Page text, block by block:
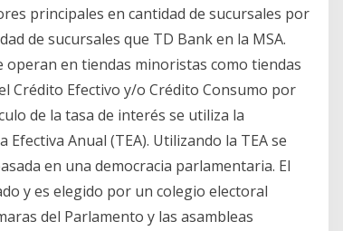
principales en cantidad de sucursales por
de sucursales que TD Bank en la MSA.
en tiendas minoristas como tiendas
Crédito Efectivo y/o Crédito Consumo por
de la tasa de interés se utiliza la
Anual (TEA). Utilizando la TEA se
en una democracia parlamentaria. El
y es elegido por un colegio electoral
del Parlamento y las asambleas